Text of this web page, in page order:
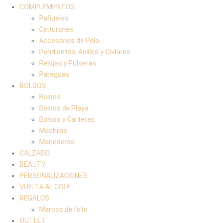
COMPLEMENTOS
Pañuelos
Cinturones
Accesorios de Pelo
Pendientes, Anillos y Collares
Relojes y Pulseras
Paraguas
BOLSOS
Bolsos
Bolsos de Playa
Bolsos y Carteras
Mochilas
Monederos
CALZADO
BEAUTY
PERSONALIZACIONES
VUELTA AL COLE
REGALOS
Marcos de foto
OUTLET